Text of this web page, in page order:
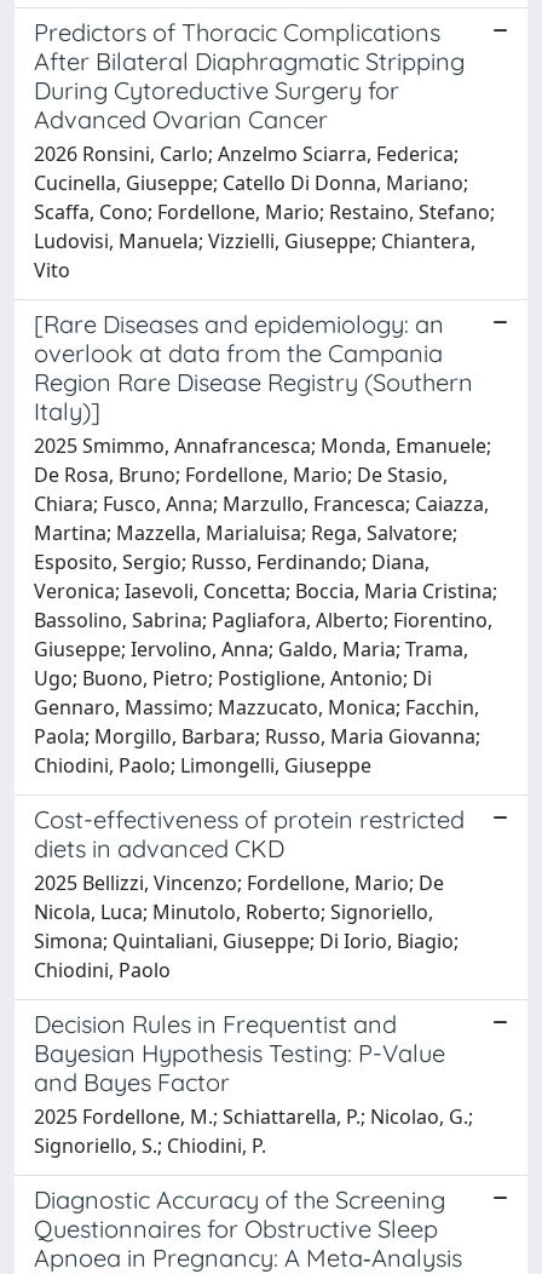
Predictors of Thoracic Complications
After Bilateral Diaphragmatic Stripping
During Cytoreductive Surgery for
Advanced Ovarian Cancer
2026 Ronsini, Carlo; Anzelmo Sciarra, Federica;
Cucinella, Giuseppe; Catello Di Donna, Mariano;
Scaffa, Cono; Fordellone, Mario; Restaino, Stefano;
Ludovisi, Manuela; Vizzielli, Giuseppe; Chiantera,
Vito
[Rare Diseases and epidemiology: an
overlook at data from the Campania
Region Rare Disease Registry (Southern
Italy)]
2025 Smimmo, Annafrancesca; Monda, Emanuele;
De Rosa, Bruno; Fordellone, Mario; De Stasio,
Chiara; Fusco, Anna; Marzullo, Francesca; Caiazza,
Martina; Mazzella, Marialuisa; Rega, Salvatore;
Esposito, Sergio; Russo, Ferdinando; Diana,
Veronica; Iasevoli, Concetta; Boccia, Maria Cristina;
Bassolino, Sabrina; Pagliafora, Alberto; Fiorentino,
Giuseppe; Iervolino, Anna; Galdo, Maria; Trama,
Ugo; Buono, Pietro; Postiglione, Antonio; Di
Gennaro, Massimo; Mazzucato, Monica; Facchin,
Paola; Morgillo, Barbara; Russo, Maria Giovanna;
Chiodini, Paolo; Limongelli, Giuseppe
Cost-effectiveness of protein restricted
diets in advanced CKD
2025 Bellizzi, Vincenzo; Fordellone, Mario; De
Nicola, Luca; Minutolo, Roberto; Signoriello,
Simona; Quintaliani, Giuseppe; Di Iorio, Biagio;
Chiodini, Paolo
Decision Rules in Frequentist and
Bayesian Hypothesis Testing: P-Value
and Bayes Factor
2025 Fordellone, M.; Schiattarella, P.; Nicolao, G.;
Signoriello, S.; Chiodini, P.
Diagnostic Accuracy of the Screening
Questionnaires for Obstructive Sleep
Apnoea in Pregnancy: A Meta‐Analysis